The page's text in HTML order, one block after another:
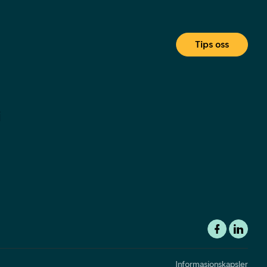
Tips oss
Informasjonskapsler